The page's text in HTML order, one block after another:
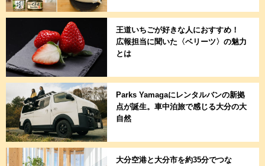
王道いちごが好きな人におすすめ！
広報担当に聞いた〈ベリーツ〉の魅力
とは
Parks Yamagaにレンタルバンの新拠
点が誕生。車中泊旅で感じる大分の大
自然
大分空港と大分市を約35分でつな